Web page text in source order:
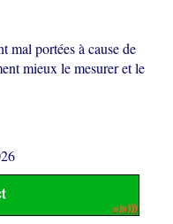
mal portées à cause de
mieux le mesurer et le